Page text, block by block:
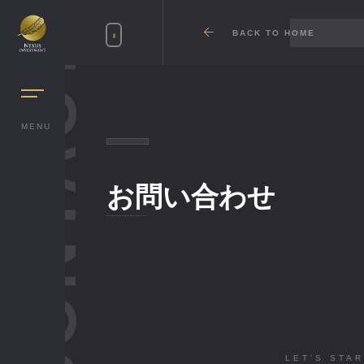
MENU
BACK TO HOME
お問い合わせ
CONTACT LET’S